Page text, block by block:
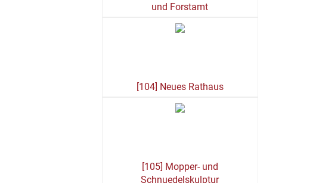
und Forstamt
[104] Neues Rathaus
[105] Mopper- und
Schnuedelskulptur